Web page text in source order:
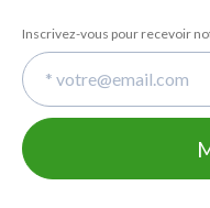
Inscrivez-vous pour recevoir